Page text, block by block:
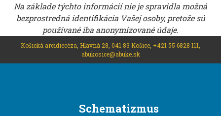
Na základe týchto informácií nie je spravidla možná
bezprostredná identifikácia Vašej osoby, pretože sú
používané iba anonymizované údaje.
Košická arcidiecéza, Hlavná 28, 041 83 Košice, +421 55 6828 111,
abukosice@abuke.sk
Schematizmus